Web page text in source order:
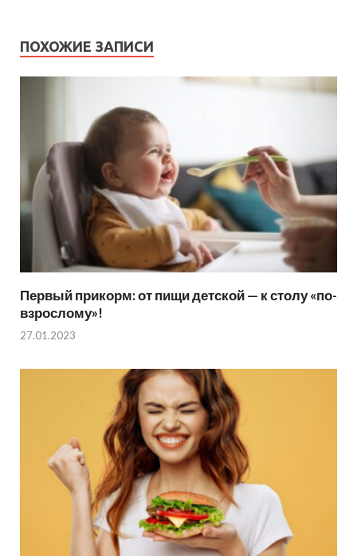
ПОХОЖИЕ ЗАПИСИ
Первый прикорм: от пищи детской — к столу «по-
взрослому»!
27.01.2023